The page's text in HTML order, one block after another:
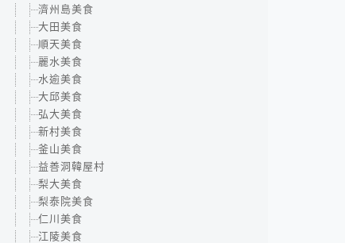
濟州島美食
大田美食
順天美食
麗水美食
水逾美食
大邱美食
弘大美食
新村美食
釜山美食
益善洞韓屋村
梨大美食
梨泰院美食
仁川美食
江陵美食